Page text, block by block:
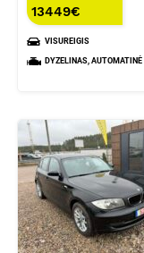
13449€
VISUREIGIS
DYZELINAS, AUTOMATINĖ